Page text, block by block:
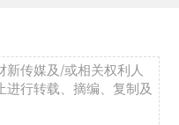
新传媒及/或相关权利人
行转载、摘编、复制及